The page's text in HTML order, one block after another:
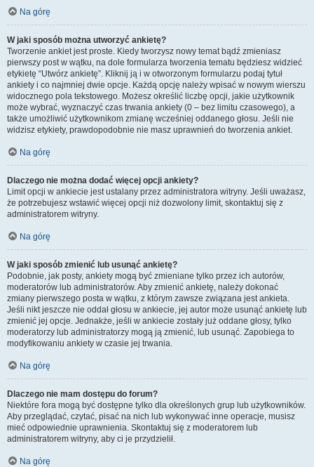
Na górę
W jaki sposób można utworzyć ankietę?
Tworzenie ankiet jest proste. Kiedy tworzysz nowy temat bądź zmieniasz
pierwszy post w wątku, na dole formularza tworzenia tematu będziesz widzieć
etykietę “Utwórz ankietę”. Kliknij ją i w otworzonym formularzu podaj tytuł
ankiety i co najmniej dwie opcje. Każdą opcję należy wpisać w nowym wierszu
widocznego pola tekstowego. Możesz określić liczbę opcji, jakie użytkownik
może wybrać, wyznaczyć czas trwania ankiety (0 – bez limitu czasowego), a
także umożliwić użytkownikom zmianę wcześniej oddanego głosu. Jeśli nie
widzisz etykiety, prawdopodobnie nie masz uprawnień do tworzenia ankiet.
Na górę
Dlaczego nie można dodać więcej opcji ankiety?
Limit opcji w ankiecie jest ustalany przez administratora witryny. Jeśli uważasz,
że potrzebujesz wstawić więcej opcji niż dozwolony limit, skontaktuj się z
administratorem witryny.
Na górę
W jaki sposób zmienić lub usunąć ankietę?
Podobnie, jak posty, ankiety mogą być zmieniane tylko przez ich autorów,
moderatorów lub administratorów. Aby zmienić ankietę, należy dokonać
zmiany pierwszego posta w wątku, z którym zawsze związana jest ankieta.
Jeśli nikt jeszcze nie oddał głosu w ankiecie, jej autor może usunąć ankietę lub
zmienić jej opcje. Jednakże, jeśli w ankiecie zostały już oddane głosy, tylko
moderatorzy lub administratorzy mogą ją zmienić, lub usunąć. Zapobiega to
modyfikowaniu ankiety w czasie jej trwania.
Na górę
Dlaczego nie mam dostępu do forum?
Niektóre fora mogą być dostępne tylko dla określonych grup lub użytkowników.
Aby przeglądać, czytać, pisać na nich lub wykonywać inne operacje, musisz
mieć odpowiednie uprawnienia. Skontaktuj się z moderatorem lub
administratorem witryny, aby ci je przydzielił.
Na górę